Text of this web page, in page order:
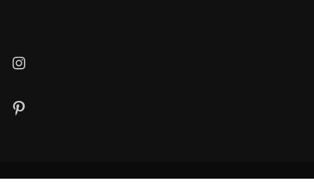
Instagram
Pinterest